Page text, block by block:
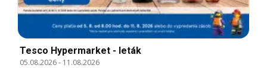
Tesco Hypermarket - leták
05.08.2026- 11.08.2026